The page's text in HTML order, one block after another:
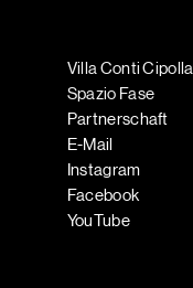
Villa Conti Cipolla
Spazio Fase
Partnerschaft
E-Mail
Instagram
Facebook
YouTube